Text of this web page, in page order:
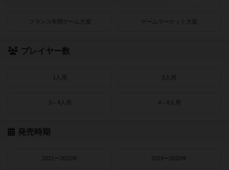
フランス年間ゲーム大賞 ゲームマーケット大賞
プレイヤー数
1人用 2人用
3～4人用 4～8人用
発売時期
2021〜2022年 2019〜2020年